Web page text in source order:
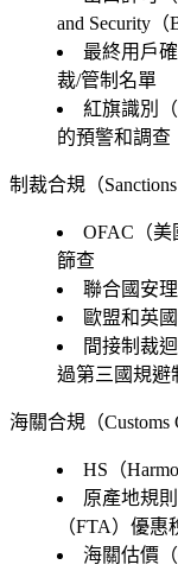
and Security
最終用戶
裁/管制名單
紅旗識別
的預警和調查
制裁合規（Sanctions
OFAC（
篩查
聯合國安
歐盟和英
間接制裁
過第三國規避
海關合規（Customs
HS（
原產地規
（FTA）優惠
海關估價